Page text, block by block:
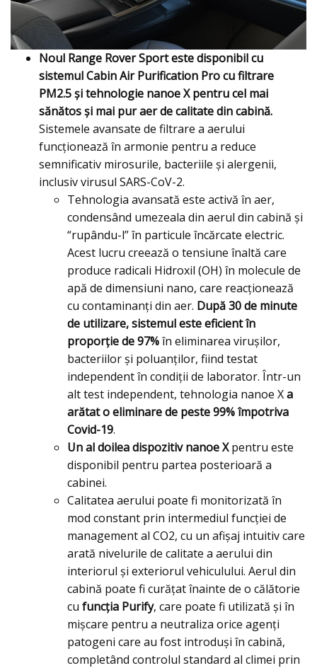
Noul Range Rover Sport este disponibil cu
sistemul Cabin Air Purification Pro cu filtrare
PM2.5 și tehnologie nanoe X pentru cel mai
sănătos și mai pur aer de calitate din cabină.
Sistemele avansate de filtrare a aerului
funcționează în armonie pentru a reduce
semnificativ mirosurile, bacteriile și alergenii,
inclusiv virusul SARS-CoV-2.
Tehnologia avansată este activă în aer,
condensând umezeala din aerul din cabină și
“rupându-l” în particule încărcate electric.
Acest lucru creează o tensiune înaltă care
produce radicali Hidroxil (OH) în molecule de
apă de dimensiuni nano, care reacționează
cu contaminanți din aer. După 30 de minute
de utilizare, sistemul este eficient în
proporție de 97%în eliminarea virușilor,
bacteriilor și poluanților, fiind testat
independent în condiții de laborator. Într-un
alt test independent, tehnologia nanoe Xa
arătat o eliminare de peste 99% împotriva
Covid-19.
Un al doilea dispozitiv nanoe Xpentru este
disponibil pentru partea posterioară a
cabinei.
Calitatea aerului poate fi monitorizată în
mod constant prin intermediul funcției de
management al CO2, cu un afișaj intuitiv care
arată nivelurile de calitate a aerului din
interiorul și exteriorul vehiculului. Aerul din
cabină poate fi curățat înainte de o călătorie
cu funcția Purify, care poate fi utilizată și în
mișcare pentru a neutraliza orice agenți
patogeni care au fost introduși în cabină,
completând controlul standard al climei prin